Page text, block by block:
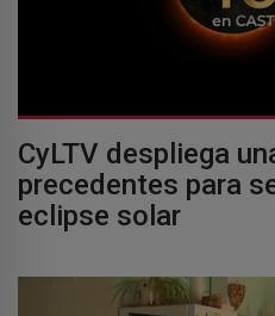
CyLTV despliega
precedentes para
eclipse solar